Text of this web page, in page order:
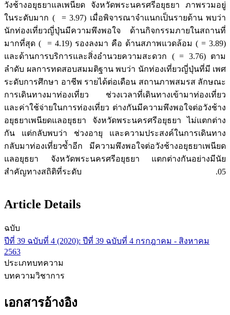
วังช้างอยุธยาแลเพนียด จังหวัดพระนครศรีอยุธยา ภาพรวมอยู่
ในระดับมาก ( = 3.97) เมื่อพิจารณาจำแนกเป็นรายด้าน พบว่า
นักท่องเที่ยวญี่ปุ่นมีความพึงพอใจ ด้านกิจกรรมภายในสถานที่
มากที่สุด ( = 4.19) รองลงมา คือ ด้านสภาพแวดล้อม ( = 3.89)
และด้านการบริการและสิ่งอำนวยความสะดวก ( = 3.76) ตาม
ลำดับ ผลการทดสอบสมมติฐาน พบว่า นักท่องเที่ยวญี่ปุ่นที่มี เพศ
ระดับการศึกษา อาชีพ รายได้ต่อเดือน สถานภาพสมรส ลักษณะ
การเดินทางมาท่องเที่ยว ช่วงเวลาที่เดินทางเข้ามาท่องเที่ยว
และค่าใช้จ่ายในการท่องเที่ยว ต่างกันมีความพึงพอใจต่อวังช้าง
อยุธยาเพนียดแลอยุธยา จังหวัดพระนครศรีอยุธยา ไม่แตกต่าง
กัน แต่กลับพบว่า ช่วงอายุ และความประสงค์ในการเดินทาง
กลับมาท่องเที่ยวซ้ำอีก มีความพึงพอใจต่อวังช้างอยุธยาเพนียด
แลอยุธยา จังหวัดพระนครศรีอยุธยา แตกต่างกันอย่างมีนัย
สำคัญทางสถิติที่ระดับ .05
Article Details
ฉบับ
ปีที่ 39 ฉบับที่ 4 (2020): ปีที่ 39 ฉบับที่ 4 กรกฎาคม - สิงหาคม
2563
ประเภทบทความ
บทความวิชาการ
เอกสารอ้างอิง